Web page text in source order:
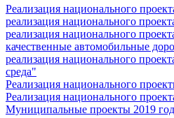
Реализация национального
реализация национального
реализация национального
качественные автомобильные
реализация национального
среда"
Реализация национального
Реализация национального
Муниципальные проекты 2019 год